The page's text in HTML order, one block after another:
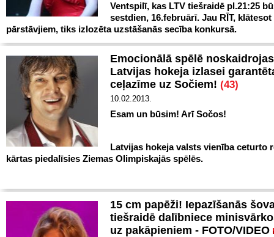
Ventspilī, kas LTV tiešraidē pl.21:25
sestdien, 16.februārī. Jau RĪT,
pārstāvjiem, tiks izlozēta uzstāšanās secība konkursā.
Emocionālā spēlē
Latvijas hokeja izlasei
ceļazīme uz Sočiem! (43)
10.02.2013.
Esam un būsim! Arī Sočos!
Latvijas hokeja valsts vienība ceturto
kārtas piedalīsies Ziemas Olimpiskajās spēlēs.
15 cm papēži! Iepazīšanās
tiešraidē dalībniece
uz pakāpieniem - FOTO/VIDEO